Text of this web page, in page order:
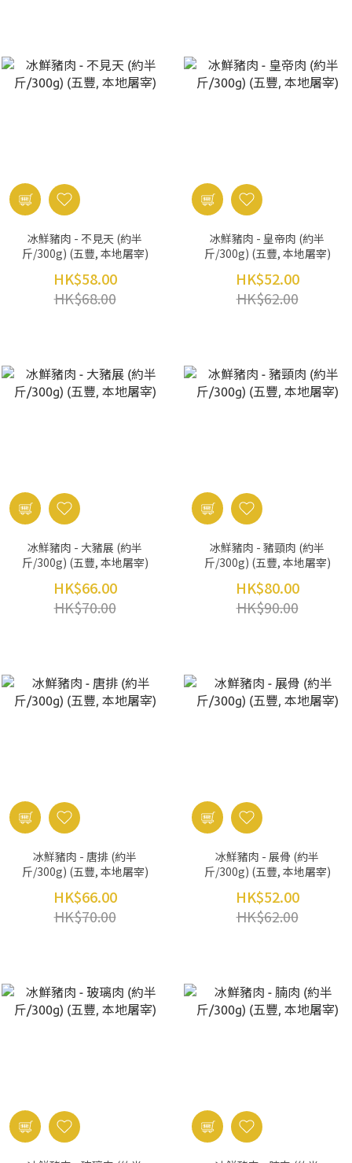
冰鮮豬肉 - 不見天 (約半
斤/300g) (五豐, 本地屠宰)
HK$58.00
HK$68.00
冰鮮豬肉 - 皇帝肉 (約半
斤/300g) (五豐, 本地屠宰)
HK$52.00
HK$62.00
冰鮮豬肉 - 大豬展 (約半
斤/300g) (五豐, 本地屠宰)
HK$66.00
HK$70.00
冰鮮豬肉 - 豬頸肉 (約半
斤/300g) (五豐, 本地屠宰)
HK$80.00
HK$90.00
冰鮮豬肉 - 唐排 (約半
斤/300g) (五豐, 本地屠宰)
HK$66.00
HK$70.00
冰鮮豬肉 - 展骨 (約半
斤/300g) (五豐, 本地屠宰)
HK$52.00
HK$62.00